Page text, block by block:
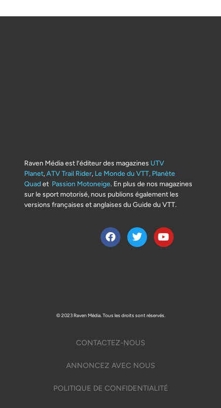
Raven Média est l’éditeur des magazines UTV
Planet,ATV Trail Rider, Le Monde du VTT, Planète
Quadet Passion Motoneige. En plus de nos magazines
sur le sport motorisé, nous publions également les
versions françaises et anglaises du Guide du VTT.
© 2023 Raven Média. Tous les droits sont réservés.
CONTACTEZ-NOUS
ANNONCEZ AVEC NOUS
POLITIQUE DE CONFIDENTIALITÉ